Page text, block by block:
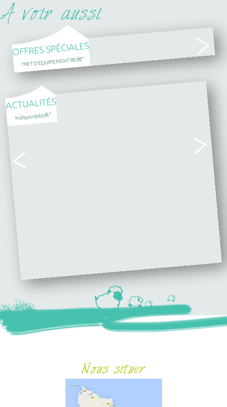
OFFRES SPÉCIALES
PRET D'EQUIPEMENT BEBE
>>
ACTUALITÉS
Indisponibilités>>